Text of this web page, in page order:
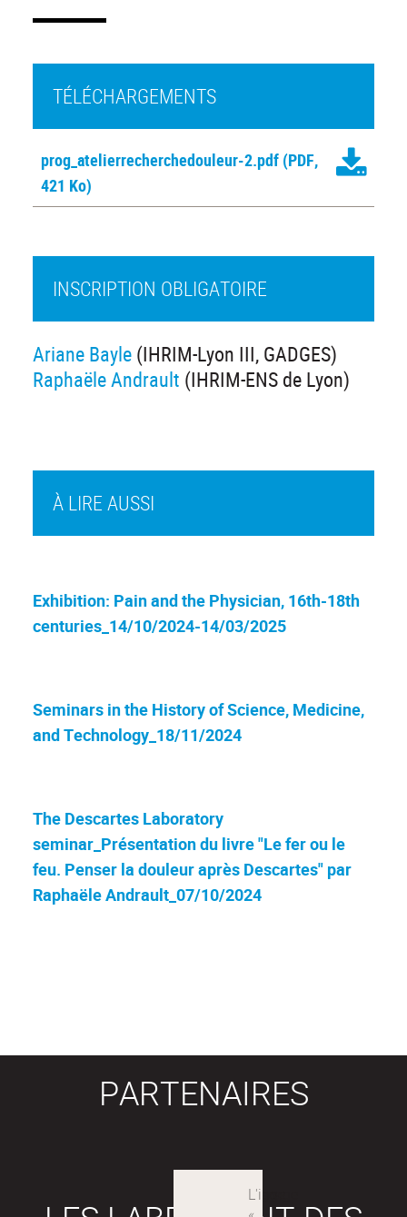
TÉLÉCHARGEMENTS
prog_atelierrecherchedouleur-2.pdf (PDF,
421 Ko)
À LIRE AUSSI
Exhibition: Pain and the Physician, 16th-18th
centuries_14/10/2024-14/03/2025
Seminars in the History of Science, Medicine,
and Technology_18/11/2024
The Descartes Laboratory
seminar_Présentation du livre "Le fer ou le
feu. Penser la douleur après Descartes" par
Raphaële Andrault_07/10/2024
INSCRIPTION OBLIGATOIRE
Ariane Bayle (IHRIM-Lyon III, GADGES)
Raphaële Andrault (IHRIM-ENS de Lyon)
PARTENAIRES